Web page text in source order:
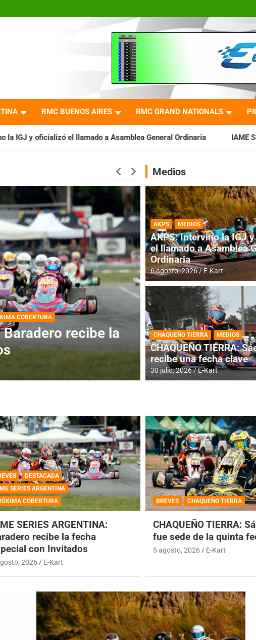
RMC BUENOS AIRES RMC GRAND NATIONALS
a Asamblea General Ordinaria IAME SERIES ARGENTINA:
Horarios para la
DESTACADA INFORME CENTRAL
RMC BUENOS
histórica en
4 agosto, 2026 E-Kart
Medios
AKPS MEDIOS
AKPS: Intervino la IGJ
el llamado a Asamblea
Ordinaria
6 agosto, 2026 E-Kart
CHAQUEÑO TIERRA MEDIOS
CHAQUEÑO TIERRA:
recibe una fecha clave
30 julio, 2026 E-Kart
DESTACADA
SERIES ARGENTINA
COBERTURA
SERIES ARGENTINA:
recibe la fecha
con Invitados
2026 E-Kart
BREVES CHAQUEÑO TIERRA
CHAQUEÑO TIERRA:
fue sede de la quinta
5 agosto, 2026 E-Kart